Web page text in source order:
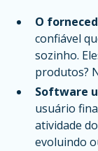
O
confiável
sozinho.
produtos?
Software
usuário
atividade
evoluindo